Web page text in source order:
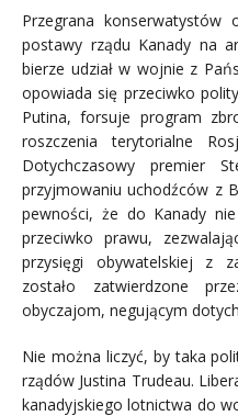
Przegrana konserwatystów
postawy rządu Kanady na
bierze udział w wojnie z
opowiada się przeciwko
Putina, forsuje program
roszczenia terytorialne
Dotychczasowy premier
przyjmowaniu uchodźców z
pewności, że do Kanady
przeciwko prawu,
przysięgi obywatelskiej z
zostało zatwierdzone
obyczajom, negującym
Nie można liczyć, by taka
rządów Justina Trudeau.
kanadyjskiego lotnictwa do